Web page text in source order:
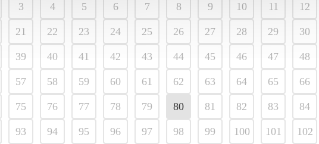
3 4 5 6 7 8 9 10 11 12
21 22 23 24 25 26 27 28 29 30
39 40 41 42 43 44 45 46 47 48
57 58 59 60 61 62 63 64 65 66
75 76 77 78 79 80 81 82 83 84
93 94 95 96 97 98 99 100 101 102